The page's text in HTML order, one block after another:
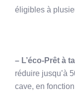
éligibles à
– L’éco-Prêt à
réduire jusqu’à
cave, en